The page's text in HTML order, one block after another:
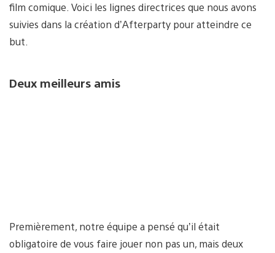
film comique. Voici les lignes directrices que nous avons
suivies dans la création d’Afterparty pour atteindre ce
but.
Deux meilleurs amis
Premièrement, notre équipe a pensé qu’il était
obligatoire de vous faire jouer non pas un, mais deux